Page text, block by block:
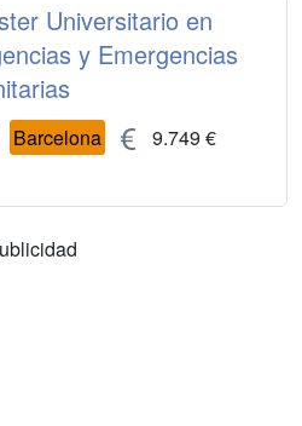
Universitario en
y Emergencias
Barcelona 9.749 €